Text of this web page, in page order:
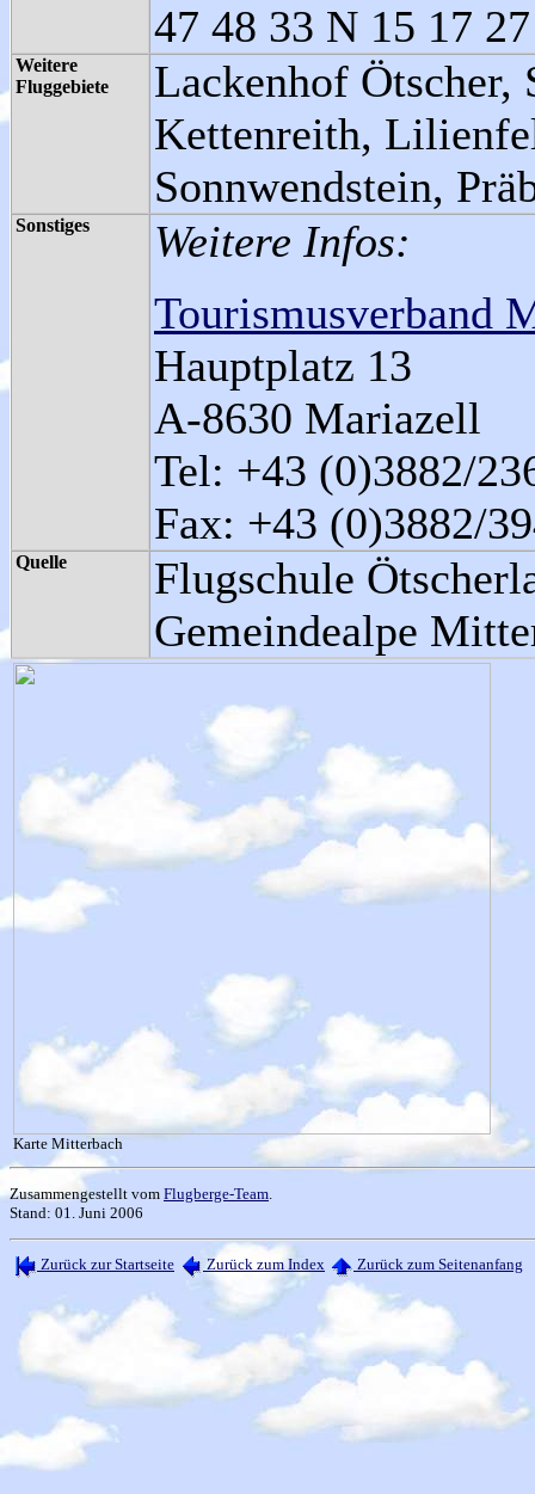
47 48 33 N 15 17
Weitere
Fluggebiete
Lackenhof Ötscher,
Kettenreith,
Sonnwendstein,
Sonstiges
Weitere Infos:
Tourismusverband
Hauptplatz 13
A-8630 Mariazell
Tel: +43 (0)3882/
Fax: +43 (0)3882/
Quelle
Flugschule
Gemeindealpe
Karte Mitterbach
Zusammengestellt vom Flugberge-Team.
Stand: 01. Juni 2006
Zurück zur Startseite Zurück zum Index Zurück zum Seitenanfang